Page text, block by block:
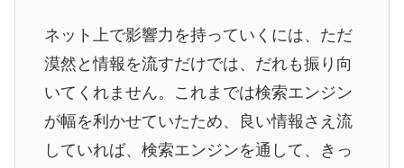
ネット上で影響力を持っていくには、ただ
漠然と情報を流すだけでは、だれも振り向
いてくれません。これまでは検索エンジン
が幅を利かせていたため、良い情報さえ流
していれば、検索エンジンを通して、きっ